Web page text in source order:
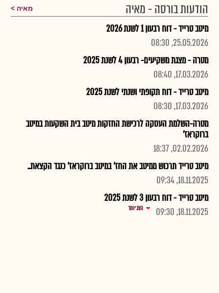
הודעות בורסה - מאיה מאיה
מיטב טרייד - דוח רבעון 1 לשנת 2026
25.05.2026, 08:30
מטרה - מצגת משקיעים- רבעון 4 לשנת 2025
17.03.2026, 08:40
מיטב טרייד - דוח תקופתי ושנתי לשנת 2025
17.03.2026, 08:30
מטרה-השלמת העסקה לרכישת החזקות מיטב בית השקעות במיטב
ברוקראז'
02.02.2026, 18:37
מיטב טרייד תרכוש ממיטב את החז' במיטב ברוקראז' כנגד הקצאת..
18.11.2025, 09:34
מיטב טרייד - דוח רבעון 3 לשנת 2025
18.11.2025, 09:30
הצג יותר